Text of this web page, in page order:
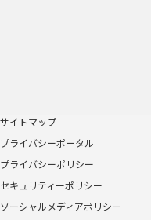
サイトマップ
プライバシーポータル
プライバシーポリシー
セキュリティーポリシー
ソーシャルメディアポリシー